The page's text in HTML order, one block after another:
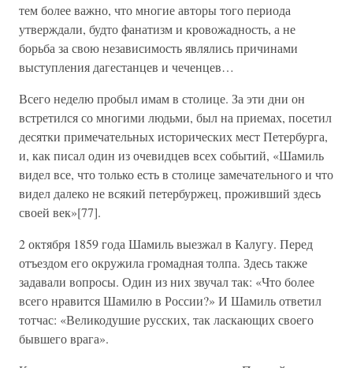
тем более важно, что многие авторы того периода
утверждали, будто фанатизм и кровожадность, а не
борьба за свою независимость являлись причинами
выступления дагестанцев и чеченцев…
Всего неделю пробыл имам в столице. За эти дни он
встретился со многими людьми, был на приемах, посетил
десятки примечательных исторических мест Петербурга,
и, как писал один из очевидцев всех событий, «Шамиль
видел все, что только есть в столице замечательного и что
видел далеко не всякий петербуржец, проживший здесь
своей век»[77].
2 октября 1859 года Шамиль выезжал в Калугу. Перед
отъездом его окружила громадная толпа. Здесь также
задавали вопросы. Один из них звучал так: «Что более
всего нравится Шамилю в России?» И Шамиль ответил
тотчас: «Великодушие русских, так ласкающих своего
бывшего врага».